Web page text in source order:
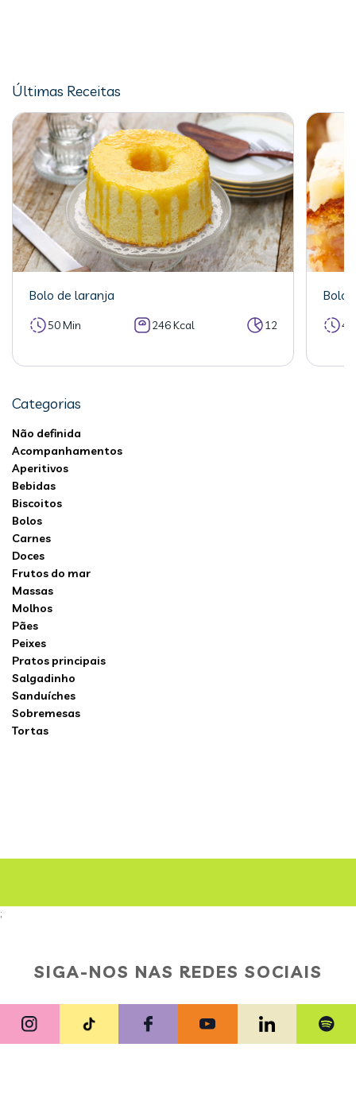
Últimas Receitas
Bolo de laranja
50 Min 246 Kcal 12
Bolo
Categorias
Não definida
Acompanhamentos
Aperitivos
Bebidas
Biscoitos
Bolos
Carnes
Doces
Frutos do mar
Massas
Molhos
Pães
Peixes
Pratos principais
Salgadinho
Sanduíches
Sobremesas
Tortas
;
SIGA-NOS NAS REDES SOCIAIS